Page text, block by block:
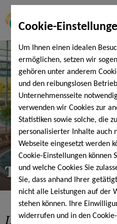
Cookie-
Um Ihnen einen idealen
ermöglichen, setzen wir
gehören unter anderem
und den reibungslosen
Unternehmensseite
verwenden wir Cookies zur
Statistiken sowie solche, die
personalisierter Inhalte auch
Webseite eingesetzt werden
Cookie-Einstellungen können
und welche Cookies Sie
Sie, dass anhand Ihrer
nicht alle Leistungen auf der
stehen können. Ihre
widerrufen und in den
Lassen Sie die